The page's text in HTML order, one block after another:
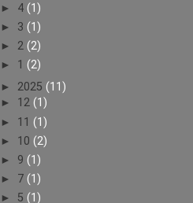
► 4 (1)
► 3 (1)
► 2 (2)
► 1 (2)
► 2025 (11)
► 12 (1)
► 11 (1)
► 10 (2)
► 9 (1)
► 7 (1)
► 5 (1)